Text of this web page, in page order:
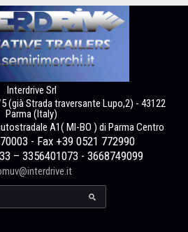
Interdrive Srl
(già Strada traversante Lupo,2) - 43122
Parma (Italy)
A1( MI-BO ) di Parma Centro
- Fax +39 0521 772990
– 3356401073 - 3668749099